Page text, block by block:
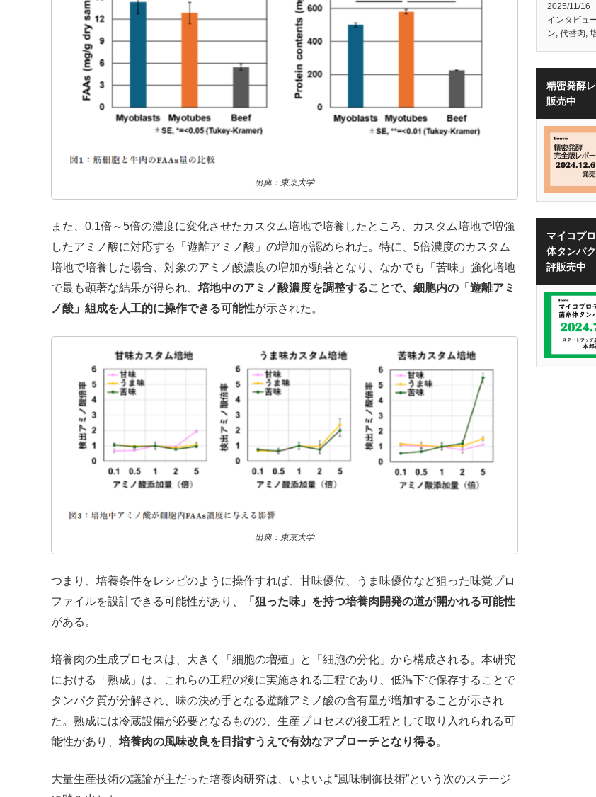
出典：東京大学
また、0.1倍～5倍の濃度に変化させたカスタム培地で培養したところ、カスタム培地で増強
したアミノ酸に対応する「遊離アミノ酸」の増加が認められた。特に、5倍濃度のカスタム
培地で培養した場合、対象のアミノ酸濃度の増加が顕著となり、なかでも「苦味」強化培地
で最も顕著な結果が得られ、 培地中のアミノ酸濃度を調整することで、細胞内の「遊離アミ
ノ酸」組成を人工的に操作できる可能性が示された。
出典：東京大学
つまり、培養条件をレシピのように操作すれば、甘味優位、うま味優位など狙った味覚プロ
ファイルを設計できる可能性があり、
「狙った味」を持つ培養肉開発の道が開かれる可能性
がある。
培養肉の生成プロセスは、大きく「細胞の増殖」と「細胞の分化」から構成される。本研究
における「熟成」は、これらの工程の後に実施される工程であり、低温下で保存することで
タンパク質が分解され、味の決め手となる遊離アミノ酸の含有量が増加することが示され
た。熟成には冷蔵設備が必要となるものの、生産プロセスの後工程として取り入れられる可
能性があり、 培養肉の風味改良を目指すうえで有効なアプローチとなり得る。
大量生産技術の議論が主だった培養肉研究は、いよいよ“風味制御技術”という次のステージ
2025/11/16
インタビュ
ン 代替肉
精密発酵
販売中
マイコプ
体タンパ
評販売中